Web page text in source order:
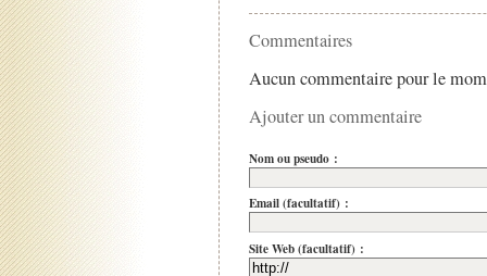
Commentaires
Aucun commentaire pour le
Ajouter un commentaire
Nom ou pseudo :
Email (facultatif) :
Site Web (facultatif) :